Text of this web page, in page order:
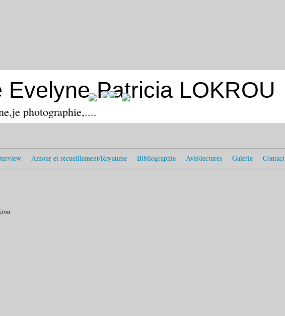
Evelyne Patricia LOKROU
photographie,....
Amour et recueillement/Royaume Bibliographie Avis\lectures Galerie Contact